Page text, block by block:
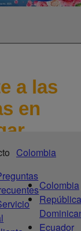
Colombia
Colombia
República
Ecuador